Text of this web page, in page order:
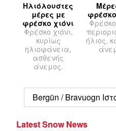
Ηλιόλουστες
μέρες με
φρέσκο χιόνι
Φρέσκο χιόνι,
κυρίως
ηλιοφάνεια,
ασθενής
άνεμος.
Φρέσκο
ήλιος,
Bergün / Bravuogn